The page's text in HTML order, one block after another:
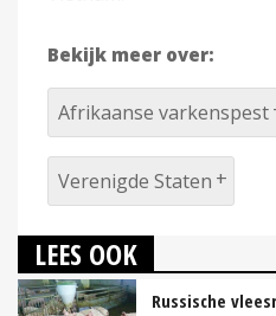
Bekijk meer over:
Afrikaanse varkenspest
Verenigde Staten
LEES OOK
Russische